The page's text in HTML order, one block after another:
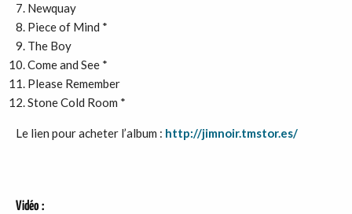
Newquay
Piece of Mind *
The Boy
Come and See *
Please Remember
Stone Cold Room *
Le lien pour acheter l’album : http://jimnoir.tmstor.es/
Vidéo :